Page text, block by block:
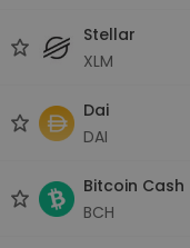
Stellar
XLM
Dai
DAI
Bitcoin Cash
BCH